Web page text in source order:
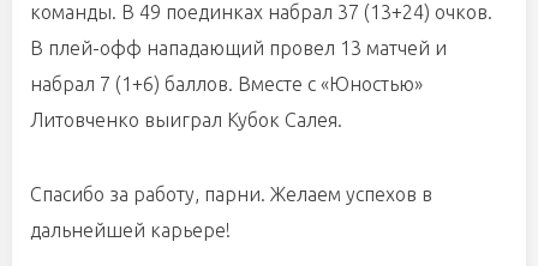
команды. В 49 поединках набрал 37 (13+24) очков.
В плей-офф нападающий провел 13 матчей и
набрал 7 (1+6) баллов. Вместе с «Юностью»
Литовченко выиграл Кубок Салея.
Спасибо за работу, парни. Желаем успехов в
дальнейшей карьере!